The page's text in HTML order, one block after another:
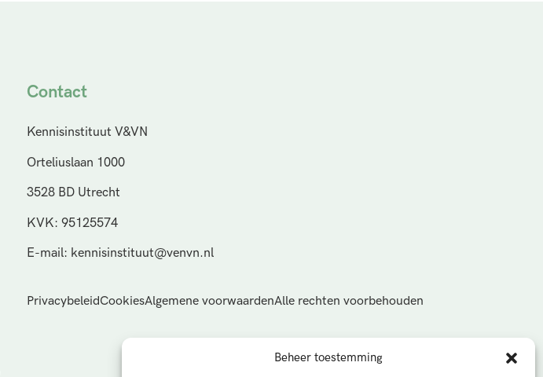
Beheer toestemming
Contact
Kennisinstituut V&VN
Orteliuslaan 1000
3528 BD Utrecht
KVK: 95125574
E-mail: kennisinstituut@venvn.nl
PrivacybeleidCookiesAlgemene voorwaardenAlle rechten voorbehouden